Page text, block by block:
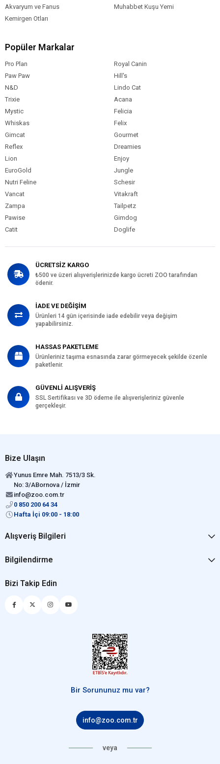
Akvaryum ve Fanus
Muhabbet Kuşu Yemi
Kemirgen Otları
Popüler Markalar
Pro Plan
Royal Canin
Paw Paw
Hill's
N&D
Lindo Cat
Trixie
Acana
Mystic
Felicia
Whiskas
Felix
Gimcat
Gourmet
Reflex
Dreamies
Lion
Enjoy
EuroGold
Jungle
Nutri Feline
Schesir
Vancat
Vitakraft
Zampa
Tailpetz
Pawise
Gimdog
Catit
Doglife
ÜCRETSİZ KARGO
₺500 ve üzeri alışverişlerinizde kargo ücreti ZOO tarafından
ödenir.
İADE VE DEĞİŞİM
Ürünleri 14 gün içerisinde iade edebilir veya değişim
yapabilirsiniz.
HASSAS PAKETLEME
Ürünleriniz taşıma esnasında zarar görmeyecek şekilde özenle
paketlenir.
GÜVENLİ ALIŞVERİŞ
SSL Sertifikası ve 3D ödeme ile alışverişleriniz güvenle
gerçekleşir.
Bize Ulaşın
Yunus Emre Mah. 7513/3 Sk.
No: 3/ABornova / İzmir
info@zoo.com.tr
0 850 200 64 34
Hafta İçi 09:00 - 18:00
Alışveriş Bilgileri
Bilgilendirme
Bizi Takip Edin
Bir Sorununuz mu var?
info@zoo.com.tr
veya